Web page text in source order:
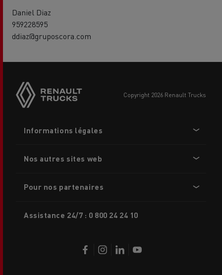
Daniel Diaz
959228595
ddiaz@gruposcora.com
buttons
copyright 2026 Renault Trucks
menu
Informations légales
Nos autres sites web
Pour nos partenaires
Assistance 24/7 : 0 800 24 24 10